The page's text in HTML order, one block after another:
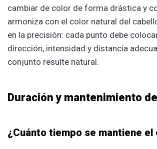
cambiar de color de forma drástica y
armoniza con el color natural del
en la precisión: cada punto debe
dirección, intensidad y distancia
conjunto resulte natural.
Duración y mantenimiento
¿Cuánto tiempo se mantiene